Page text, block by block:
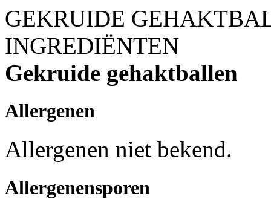
GEKRUIDE
INGREDIËNTEN
Gekruide gehaktballen
Allergenen
Allergenen niet bekend.
Allergenensporen